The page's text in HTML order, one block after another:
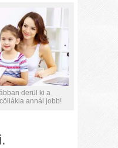
derül ki a
annál jobb!